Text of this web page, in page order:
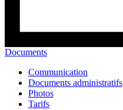
Documents
Communication
Documents administratifs
Photos
Tarifs